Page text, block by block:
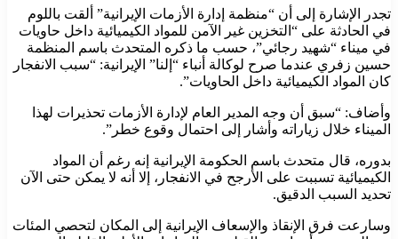
تجدر الإشارة إلى أن “منظمة إدارة الأزمات الإيرانية” ألقت باللوم
في الحادثة على “التخزين غير الآمن للمواد الكيميائية داخل حاويات
في ميناء “شهيد رجائي”، حسب ما ذكره المتحدث باسم المنظمة
حسين زفري عندما صرح لوكالة أنباء “إلنا” الإيرانية: “سبب الانفجار
كان المواد الكيميائية داخل الحاويات”.
وأضاف: “سبق أن وجه المدير العام لإدارة الأزمات تحذيرات لهذا
الميناء خلال زياراته وأشار إلى احتمال وقوع خطر”.
بدوره، قال متحدث باسم الحكومة الإيرانية إنه رغم أن المواد
الكيميائية تسببت على الأرجح في الانفجار، إلا أنه لا يمكن حتى الآن
تحديد السبب الدقيق.
وسارعت فرق الإنقاذ والإسعاف الإيرانية إلى المكان لتحصي المئات